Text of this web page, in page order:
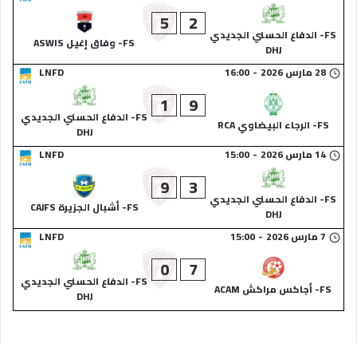
FS- الدفاع الحسني الجديدي
DHJ
2
5
FS- وفاق إغيل ASWIS
LNFD
28 مارس 2026 -
16:00
FS- الرجاء البيضاوي RCA
9
1
FS- الدفاع الحسني الجديدي
DHJ
LNFD
14 مارس 2026 -
15:00
FS- الدفاع الحسني الجديدي
DHJ
3
9
FS- أشبال الجزيرة CAJFS
LNFD
7 مارس 2026 -
15:00
FS- أجاكس مراكش ACAM
7
0
FS- الدفاع الحسني الجديدي
DHJ